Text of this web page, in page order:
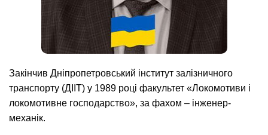
Закінчив Дніпропетровський інститут залізничного
транспорту (ДІІТ) у 1989 році факультет «Локомотиви і
локомотивне господарство», за фахом – інженер-
механік.